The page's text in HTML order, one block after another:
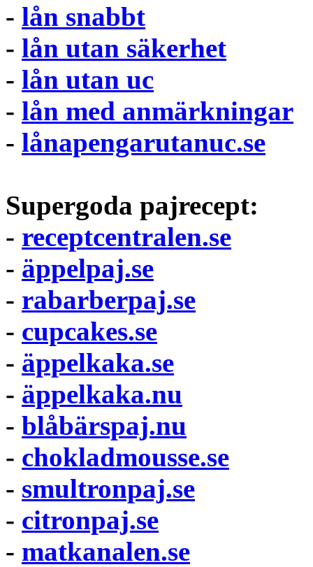
- lån snabbt
- lån utan säkerhet
- lån utan uc
- lån med anmärkningar
- lånapengarutanuc.se
Supergoda pajrecept:
- receptcentralen.se
- äppelpaj.se
- rabarberpaj.se
- cupcakes.se
- äppelkaka.se
- äppelkaka.nu
- blåbärspaj.nu
- chokladmousse.se
- smultronpaj.se
- citronpaj.se
- matkanalen.se